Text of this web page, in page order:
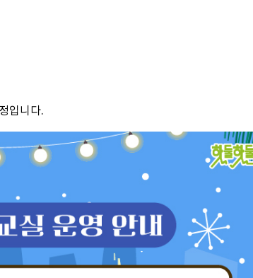
입니다.